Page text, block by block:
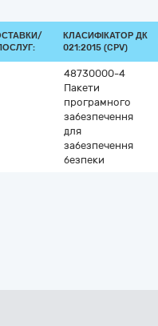
КЛАСИФІКАТОР ДК
021:2015 (CPV)
48730000-4
Пакети
програмного
забезпечення
для
забезпечення
безпеки